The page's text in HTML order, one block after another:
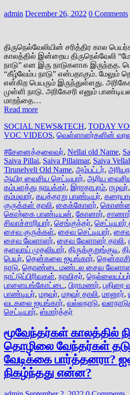
admin December 26, 2022 0 Comments
திருநெல்வேலியின் சரித்திர கால
காலத்தில் இன்றைய திருநெல்வேலி
நாடு” என இரு நாடுகளாக இருந்தத.
“கீழ்வேம்ப நாடு” என்பதாகும். மேலும்
என்கிற பெயரும் இருந்துள்ளது.
முள்ளி நாடு. அரிகேசரி எனும்
மாறந்தை…
Read more
SOCIAL NEWS&TECH, TODAY
VOC VIDEOS, வெள்ளாளர்களின்
#சேனைத்தலைவர், Nellai old Name,
Saiva Pillai, Saiva Pillaimar, Saiva
Tirunelveli Old Name, அம்பட்டர்,
ஆயிர வைசிய செட்டியார், ஆரிய
கம்பளத்து நாயக்கர், இராதாபுரம், ஈழவர்,
கம்மவார், கயத்தாறு பாண்டியர்,
குருக்கள் தாலி, கைக்கோளர்,
கொற்கை பாண்டியன், கோனார்,
சிவாச்சாரியார், செங்குந்தர், செட்டியார்
சைவ குருக்கள், சைவ செட்டியார், சைவ
சைவ வேளாளர், சைவ வேளாளர் தாலி,
தளவாய் முதலியார், திருக்குறுங்குடி,
பெயர், தென்கலை ஐயங்கார்,
நாடு, தொண்டை மண்டல சைவ
நாட்டுப்பிரிவுகள், நாவிதர்,
பாளையங்கோட்டை, பிராமணர்,
பாண்டியர், மறவர், மறவர் தாலி, மானூர்,
வடகலை ஐயங்கார், வல்லநாடு,
செட்டியார், ஸ்மார்த்தர்
மூவேந்தர்கள் காலத்தில்
தொழிலை வேந்தர்கள்
வேடிக்கை பார்த்தனரா?
நிகழ்ந்தது என்ன?